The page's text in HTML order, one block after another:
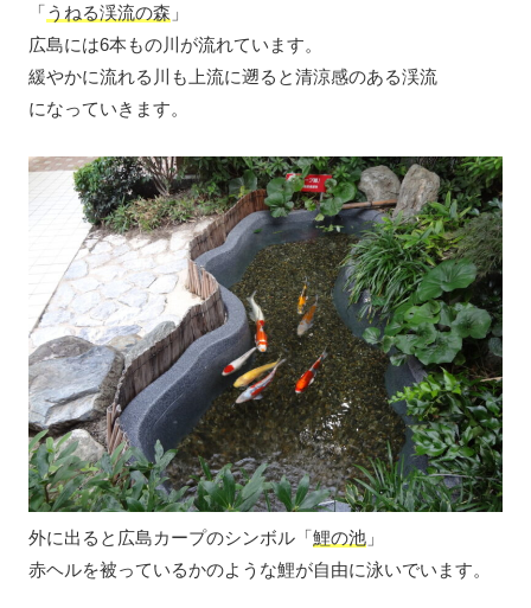
「うねる渓流の森 」
広島には6本もの川が流れています。
緩やかに流れる川も上流に遡ると清涼感のある渓流
になっていきます。
外に出ると広島カープのシンボル「鯉の池 」
赤ヘルを被っているかのような鯉が自由に泳いでいます。